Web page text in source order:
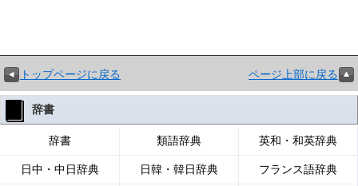
トップページに戻る ページ上部に戻る
辞書
辞書 類語辞典 英和・和英辞典
日中・中日辞典 日韓・韓日辞典 フランス語辞典